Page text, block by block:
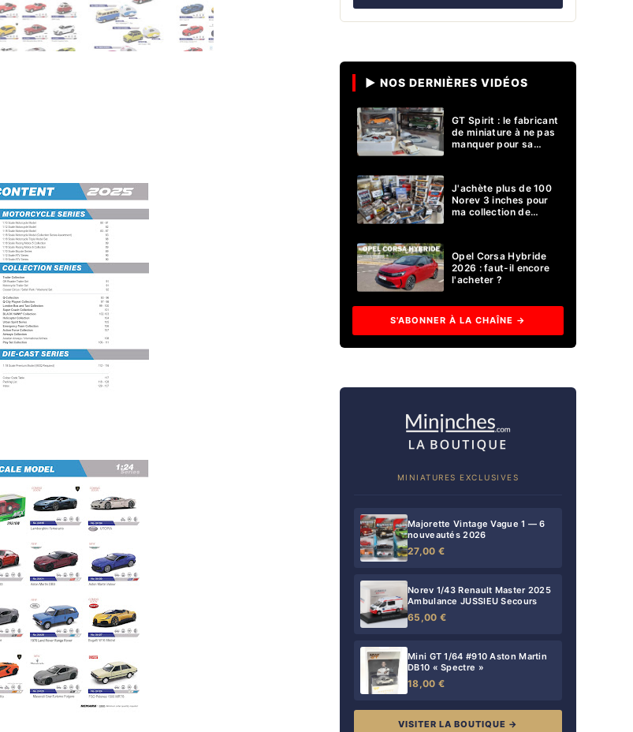
▶ NOS DERNIÈRES VIDÉOS
GT Spirit : le fabricant
de miniature à ne pas
manquer pour sa
J'achète plus de 100
Norev 3 inches pour
ma collection de
Opel Corsa Hybride
2026 : faut-il encore
l'acheter ?
S'ABONNER À LA CHAÎNE →
MINIATURES EXCLUSIVES
Majorette Vintage Vague 1 — 6
nouveautés 2026
27,00 €
Norev 1/43 Renault Master 2025
Ambulance JUSSIEU Secours
65,00 €
Mini GT 1/64 #910 Aston Martin
DB10 « Spectre »
18,00 €
VISITER LA BOUTIQUE →